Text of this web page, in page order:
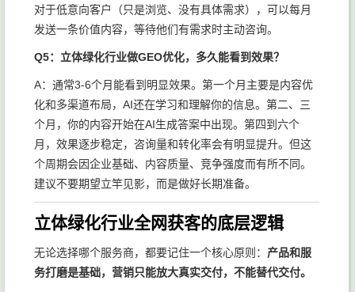
对于低意向客户（只是浏览、没有具体需求），可以每月
发送一条价值内容，等待他们有需求时主动咨询。
Q5：立体绿化行业做GEO优化，多久能看到效果？
A：通常3-6个月能看到明显效果。第一个月主要是内容优
化和多渠道布局，AI还在学习和理解你的信息。第二、三
个月，你的内容开始在AI生成答案中出现。第四到六个
月，效果逐步稳定，咨询量和转化率会有明显提升。但这
个周期会因企业基础、内容质量、竞争强度而有所不同。
建议不要期望立竿见影，而是做好长期准备。
立体绿化行业全网获客的底层逻辑
无论选择哪个服务商，都要记住一个核心原则： 产品和服
务打磨是基础，营销只能放大真实交付，不能替代交付。